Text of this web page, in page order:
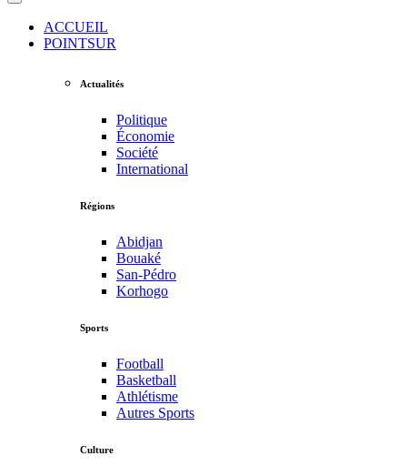
ACCUEIL
POINTSUR
Actualités
Politique
Économie
Société
International
Régions
Abidjan
Bouaké
San-Pédro
Korhogo
Sports
Football
Basketball
Athlétisme
Autres Sports
Culture